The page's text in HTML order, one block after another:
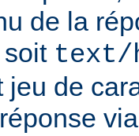
de la
soit text/
jeu de